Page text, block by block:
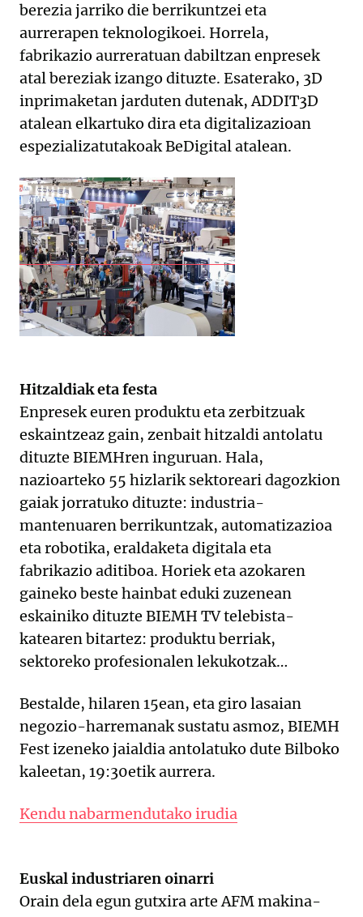
berezia jarriko die berrikuntzei eta
aurrerapen teknologikoei. Horrela,
fabrikazio aurreratuan dabiltzan enpresek
atal bereziak izango dituzte. Esaterako, 3D
inprimaketan jarduten dutenak, ADDIT3D
atalean elkartuko dira eta digitalizazioan
espezializatutakoak BeDigital atalean.
Hitzaldiak eta festa
Enpresek euren produktu eta zerbitzuak
eskaintzeaz gain, zenbait hitzaldi antolatu
dituzte BIEMHren inguruan. Hala,
nazioarteko 55 hizlarik sektoreari dagozkion
gaiak jorratuko dituzte: industria-
mantenuaren berrikuntzak, automatizazioa
eta robotika, eraldaketa digitala eta
fabrikazio aditiboa. Horiek eta azokaren
gaineko beste hainbat eduki zuzenean
eskainiko dituzte BIEMH TV telebista-
katearen bitartez: produktu berriak,
sektoreko profesionalen lekukotzak…
Bestalde, hilaren 15ean, eta giro lasaian
negozio-harremanak sustatu asmoz, BIEMH
Fest izeneko jaialdia antolatuko dute Bilboko
kaleetan, 19:30etik aurrera.
Kendu nabarmendutako irudia
Euskal industriaren oinarri
Orain dela egun gutxira arte AFM makina-